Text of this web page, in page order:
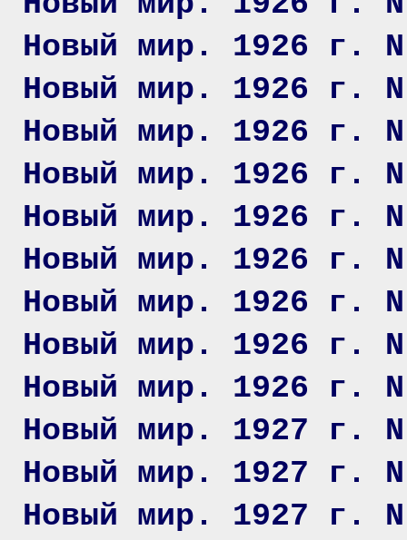
Новый мир. 1926 г.
Новый мир. 1926 г.
Новый мир. 1926 г.
Новый мир. 1926 г.
Новый мир. 1926 г.
Новый мир. 1926 г.
Новый мир. 1926 г.
Новый мир. 1926 г.
Новый мир. 1926 г.
Новый мир. 1927 г.
Новый мир. 1927 г.
Новый мир. 1927 г.